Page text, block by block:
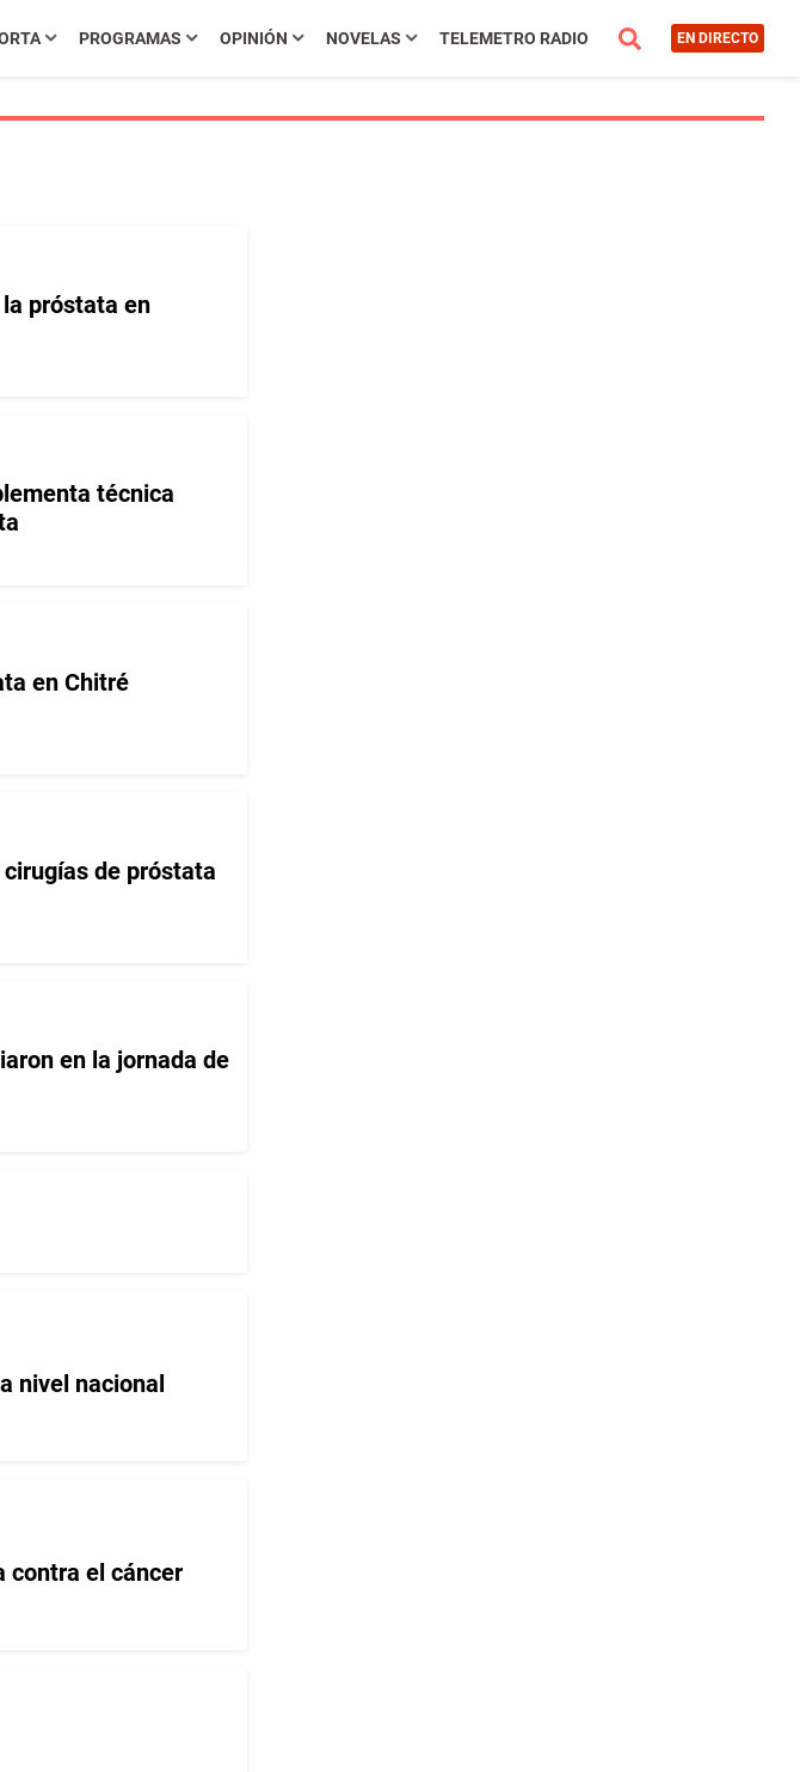
PROGRAMAS OPINIÓN NOVELAS TELEMETRO RADIO EN DIRECTO
próstata en
técnica
en Chitré
cirugías de próstata
en la jornada de
nivel nacional
contra el cáncer